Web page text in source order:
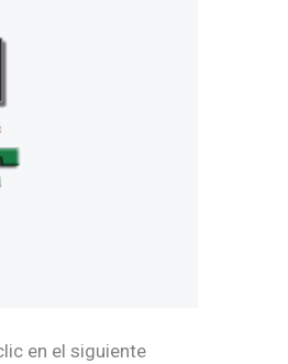
en el siguiente